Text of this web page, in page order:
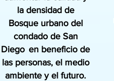
la densidad de
Bosque urbano del
condado de San
Diego en beneficio de
las personas, el medio
ambiente y el futuro.